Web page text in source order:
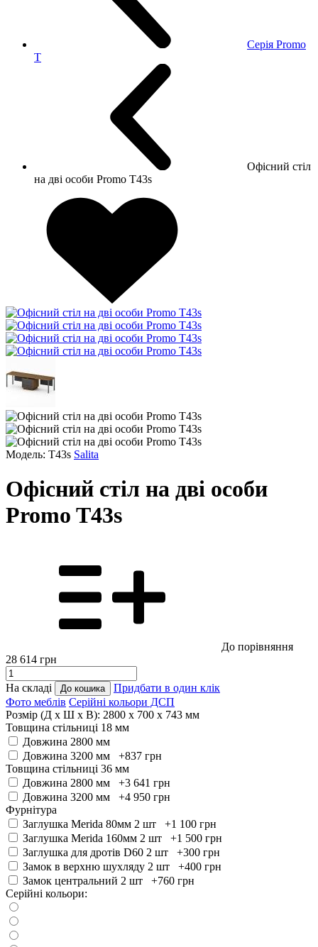
Серія Promo
Т
Офісний стіл
на дві особи Promo T43s
Модель: T43s Salita
Офісний стіл на дві особи
Promo T43s
До порівняння
28 614 грн
На складі До кошика
Придбати в один клік
Фото меблів Серійні кольори ДСП
Розмір (Д x Ш x В): 2800 x 700 x 743 мм
Товщина стільниці 18 мм
Довжина 2800 мм
Довжина 3200 мм +837 грн
Товщина стільниці 36 мм
Довжина 2800 мм +3 641 грн
Довжина 3200 мм +4 950 грн
Фурнітура
Заглушка Merida 80мм 2 шт +1 100 грн
Заглушка Merida 160мм 2 шт +1 500 грн
Заглушка для дротів D60 2 шт +300 грн
Замок в верхню шухляду 2 шт +400 грн
Замок центральний 2 шт +760 грн
Серійні кольори: